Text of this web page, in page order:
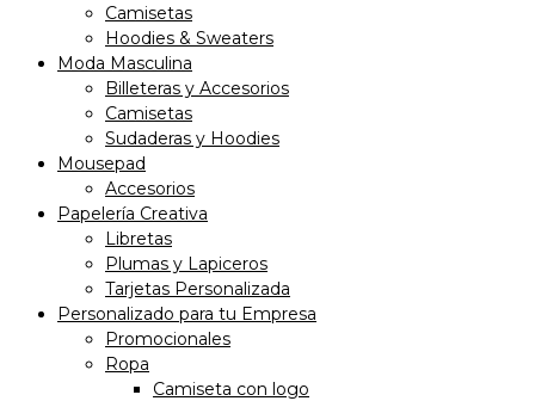
Camisetas
Hoodies & Sweaters
Moda Masculina
Billeteras y Accesorios
Camisetas
Sudaderas y Hoodies
Mousepad
Accesorios
Papelería Creativa
Libretas
Plumas y Lapiceros
Tarjetas Personalizada
Personalizado para tu Empresa
Promocionales
Ropa
Camiseta con logo